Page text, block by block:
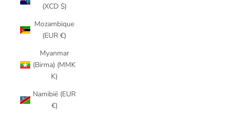
(XCD $)
Mozambique
(EUR €)
Myanmar
(Birma) (MMK
K)
Namibië (EUR
€)